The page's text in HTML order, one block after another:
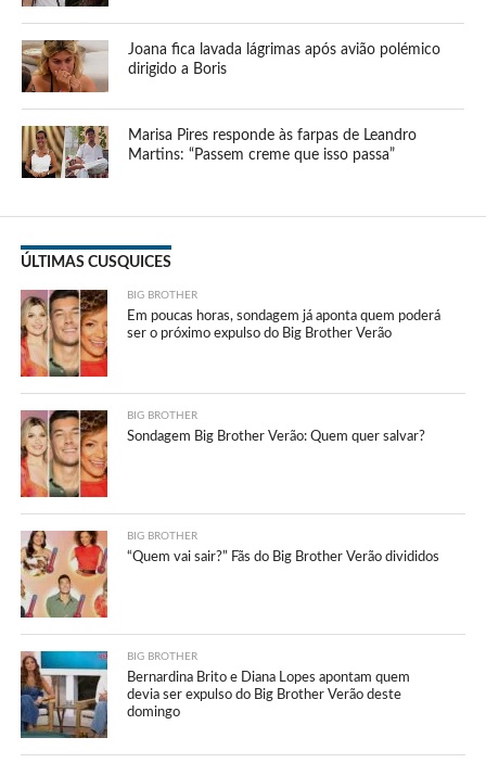
Joana fica lavada lágrimas após avião polémico
dirigido a Boris
Marisa Pires responde às farpas de Leandro
Martins: “Passem creme que isso passa”
ÚLTIMAS CUSQUICES
BIG BROTHER
Em poucas horas, sondagem já aponta quem poderá
ser o próximo expulso do Big Brother Verão
BIG BROTHER
Sondagem Big Brother Verão: Quem quer salvar?
BIG BROTHER
“Quem vai sair?” Fãs do Big Brother Verão divididos
BIG BROTHER
Bernardina Brito e Diana Lopes apontam quem
devia ser expulso do Big Brother Verão deste
domingo